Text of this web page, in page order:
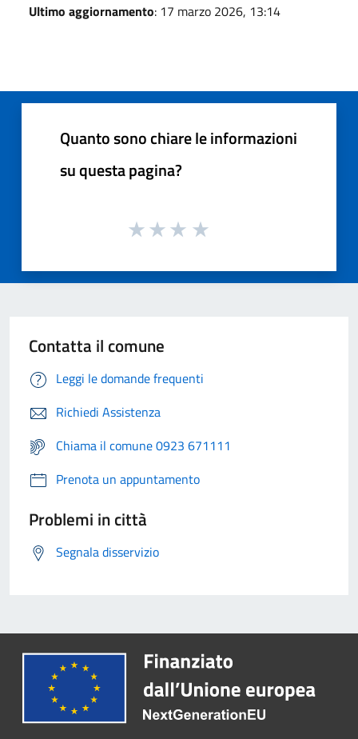
Ultimo aggiornamento: 17 marzo 2026, 13:14
Quanto sono chiare le informazioni
su questa pagina?
Contatta il comune
Leggi le domande frequenti
Richiedi Assistenza
Chiama il comune 0923 671111
Prenota un appuntamento
Problemi in città
Segnala disservizio